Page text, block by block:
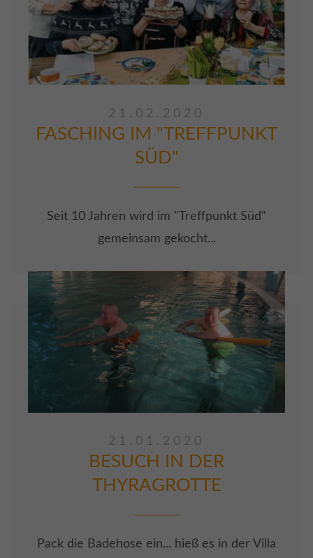
ARTIKEL LESEN
21.02.2020
FASCHING IM "TREFFPUNKT
SÜD"
Seit 10 Jahren wird im "Treffpunkt Süd"
gemeinsam gekocht...
ARTIKEL LESEN
21.01.2020
BESUCH IN DER
THYRAGROTTE
Pack die Badehose ein... hieß es in der Villa